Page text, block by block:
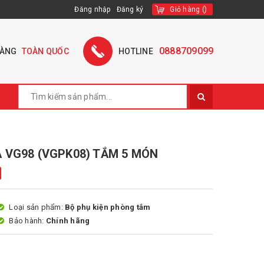
Đăng nhập Đăng ký Giỏ hàng ()
TOÀN QUỐC HOTLINE 0888709099
VG98 (VGPK08) TẮM 5 MÓN
Loại sản phẩm: Bộ phụ kiện phòng tắm
Bảo hành: Chính hãng